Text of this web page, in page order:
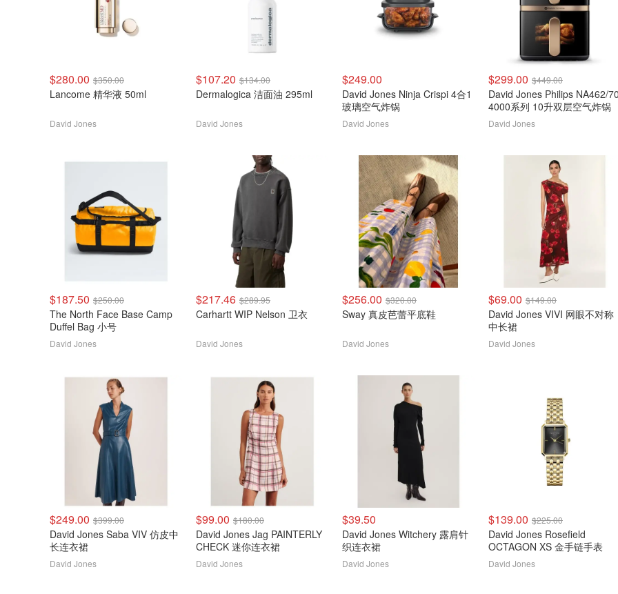
$280.00 $350.00
Lancome 精华液 50ml
David Jones
$107.20 $134.00
Dermalogica 洁面油 295ml
David Jones
$249.00
David Jones Ninja Crispi 4合1
玻璃空气炸锅
David Jones
$299.00 $449.00
David Jones Philips NA462/
4000系列 10升双层空气炸锅
David Jones
$187.50 $250.00
The North Face Base Camp
Duffel Bag 小号
David Jones
$217.46 $289.95
Carhartt WIP Nelson 卫衣
David Jones
$256.00 $320.00
Sway 真皮芭蕾平底鞋
David Jones
$69.00 $149.00
David Jones VIVI 网眼不对称
中长裙
David Jones
$249.00 $399.00
David Jones Saba VIV 仿皮中
长连衣裙
David Jones
$99.00 $180.00
David Jones Jag PAINTERLY
CHECK 迷你连衣裙
David Jones
$39.50
David Jones Witchery 露肩针
织连衣裙
David Jones
$139.00 $225.00
David Jones Rosefield
OCTAGON XS 金手链手表
David Jones